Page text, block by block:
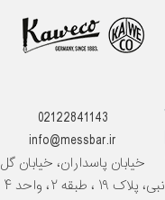
02122841143
info@messbar.ir
خیابان پاسداران، خیابان گل
نبی، پلاک ۱۹ ، طبقه ۲، واحد ۴